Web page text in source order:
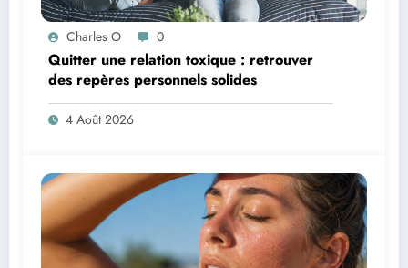
Charles O 0
Quitter une relation toxique : retrouver
des repères personnels solides
4 Août 2026